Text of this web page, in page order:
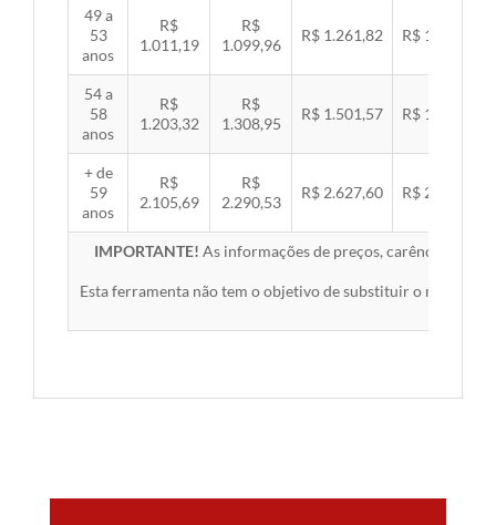
49 a
53
anos
R$
1.011,19
R$
1.099,96
R$ 1.261,82 R$ 1.300,32
54 a
58
anos
R$
1.203,32
R$
1.308,95
R$ 1.501,57 R$ 1.547,38
+ de
59
anos
R$
2.105,69
R$
2.290,53
R$ 2.627,60 R$ 2.707,76
IMPORTANTE! As informações de preços, carências,
Esta ferramenta não tem o objetivo de substituir o material